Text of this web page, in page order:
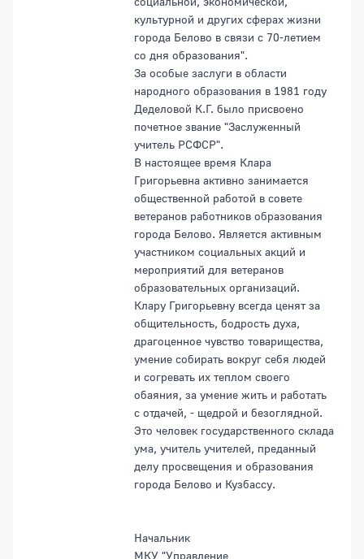
культурной и других сферах жизни
города Белово в связи с 70-летием
со дня образования".
За особые заслуги в области
народного образования в 1981 году
Деделовой К.Г. было присвоено
почетное звание "Заслуженный
учитель РСФСР".
В настоящее время Клара
Григорьевна активно занимается
общественной работой в совете
ветеранов работников образования
города Белово. Является активным
участником социальных акций и
мероприятий для ветеранов
образовательных организаций.
Клару Григорьевну всегда ценят за
общительность, бодрость духа,
драгоценное чувство товарищества,
умение собирать вокруг себя людей
и согревать их теплом своего
обаяния, за умение жить и работать
с отдачей, - щедрой и безоглядной.
Это человек государственного склада
ума, учитель учителей, преданный
делу просвещения и образования
города Белово и Кузбассу.
Начальник
МКУ "Управление